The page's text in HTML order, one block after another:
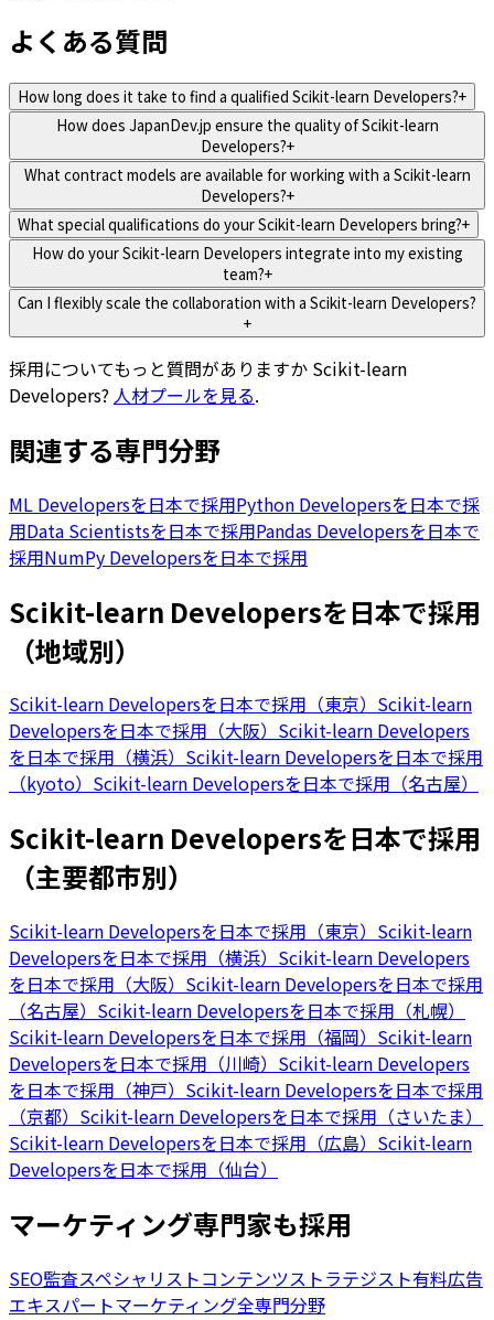
よくある質問
How long does it take to find a qualified Scikit-learn Developers?+
How does JapanDev.jp ensure the quality of Scikit-learn
Developers?+
What contract models are available for working with a Scikit-learn
Developers?+
What special qualifications do your Scikit-learn Developers bring?+
How do your Scikit-learn Developers integrate into my existing
team?+
Can I flexibly scale the collaboration with a Scikit-learn Developers?
+
採用についてもっと質問がありますか Scikit-learn
Developers? 人材プールを見る.
関連する専門分野
ML Developersを日本で採用Python Developersを日本で採
用Data Scientistsを日本で採用Pandas Developersを日本で
採用NumPy Developersを日本で採用
Scikit-learn Developersを日本で採用
（地域別）
Scikit-learn Developersを日本で採用（東京） Scikit-learn
Developersを日本で採用（大阪） Scikit-learn Developers
を日本で採用（横浜） Scikit-learn Developersを日本で採用
（kyoto） Scikit-learn Developersを日本で採用（名古屋）
Scikit-learn Developersを日本で採用
（主要都市別）
Scikit-learn Developersを日本で採用（東京） Scikit-learn
Developersを日本で採用（横浜） Scikit-learn Developers
を日本で採用（大阪） Scikit-learn Developersを日本で採用
（名古屋） Scikit-learn Developersを日本で採用（札幌）
Scikit-learn Developersを日本で採用（福岡） Scikit-learn
Developersを日本で採用（川崎） Scikit-learn Developers
を日本で採用（神戸） Scikit-learn Developersを日本で採用
（京都） Scikit-learn Developersを日本で採用（さいたま）
Scikit-learn Developersを日本で採用（広島） Scikit-learn
Developersを日本で採用（仙台）
マーケティング専門家も採用
SEO監査スペシャリストコンテンツストラテジスト有料広告
エキスパートマーケティング全専門分野